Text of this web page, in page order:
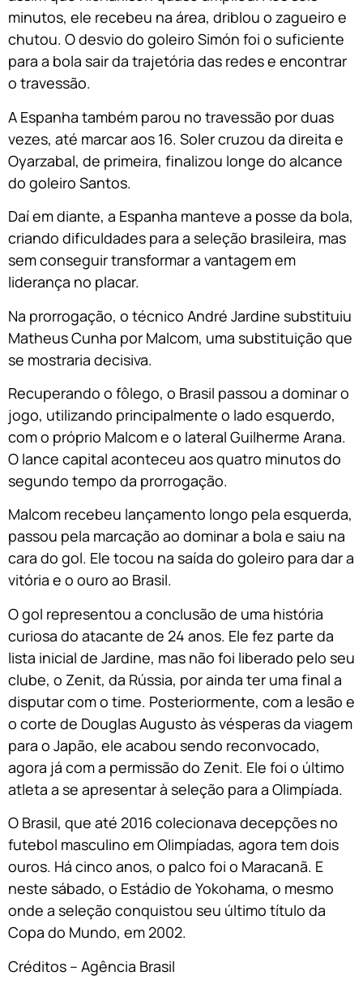
minutos, ele recebeu na área, driblou o zagueiro e
chutou. O desvio do goleiro Simón foi o suficiente
para a bola sair da trajetória das redes e encontrar
o travessão.
A Espanha também parou no travessão por duas
vezes, até marcar aos 16. Soler cruzou da direita e
Oyarzabal, de primeira, finalizou longe do alcance
do goleiro Santos.
Daí em diante, a Espanha manteve a posse da bola,
criando dificuldades para a seleção brasileira, mas
sem conseguir transformar a vantagem em
liderança no placar.
Na prorrogação, o técnico André Jardine substituiu
Matheus Cunha por Malcom, uma substituição que
se mostraria decisiva.
Recuperando o fôlego, o Brasil passou a dominar o
jogo, utilizando principalmente o lado esquerdo,
com o próprio Malcom e o lateral Guilherme Arana.
O lance capital aconteceu aos quatro minutos do
segundo tempo da prorrogação.
Malcom recebeu lançamento longo pela esquerda,
passou pela marcação ao dominar a bola e saiu na
cara do gol. Ele tocou na saída do goleiro para dar a
vitória e o ouro ao Brasil.
O gol representou a conclusão de uma história
curiosa do atacante de 24 anos. Ele fez parte da
lista inicial de Jardine, mas não foi liberado pelo seu
clube, o Zenit, da Rússia, por ainda ter uma final a
disputar com o time. Posteriormente, com a lesão e
o corte de Douglas Augusto às vésperas da viagem
para o Japão, ele acabou sendo reconvocado,
agora já com a permissão do Zenit. Ele foi o último
atleta a se apresentar à seleção para a Olimpíada.
O Brasil, que até 2016 colecionava decepções no
futebol masculino em Olimpíadas, agora tem dois
ouros. Há cinco anos, o palco foi o Maracanã. E
neste sábado, o Estádio de Yokohama, o mesmo
onde a seleção conquistou seu último título da
Copa do Mundo, em 2002.
Créditos – Agência Brasil